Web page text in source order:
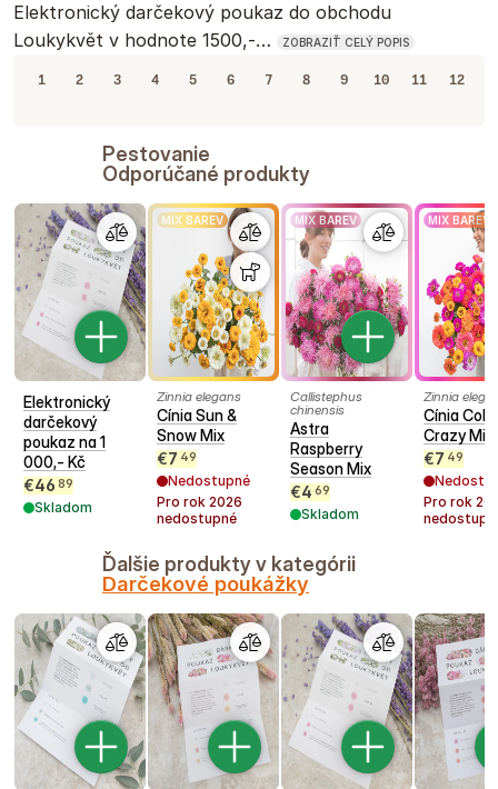
Elektronický darčekový poukaz do obchodu
Loukykvět v hodnote 1500,-…
ZOBRAZIŤ CELÝ POPIS
1 2 3 4 5 6 7 8 9 10 11 12
Pestovanie
Odporúčané produkty
Elektronický
darčekový
poukaz na 1
000,- Kč
€46 89
Skladom
MIX BAREV
Zinnia elegans
Cínia Sun &
Snow Mix
€7 49
Nedostupné
Pro rok 2026
nedostupné
MIX BAREV
Callistephus
chinensis
Astra
Raspberry
Season Mix
€4 69
Skladom
MIX BAREV
Zinnia
Cínia
Crazy Mix
€7 49
Pro rok
Ďalšie produkty v kategórii
Darčekové poukážky